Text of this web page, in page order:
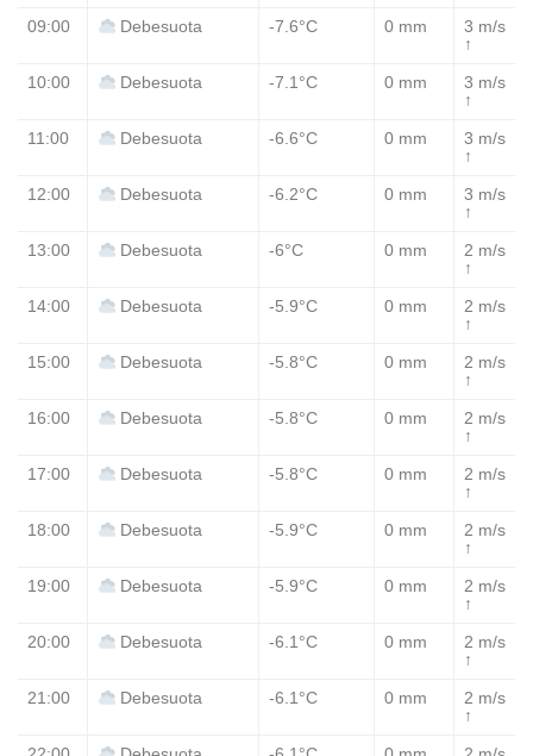
09:00 Debesuota -7.6°C 0 mm
3 m/s
↑
10:00 Debesuota -7.1°C 0 mm
3 m/s
↑
11:00 Debesuota -6.6°C 0 mm
3 m/s
↑
12:00 Debesuota -6.2°C 0 mm
3 m/s
↑
13:00 Debesuota -6°C 0 mm
2 m/s
↑
14:00 Debesuota -5.9°C 0 mm
2 m/s
↑
15:00 Debesuota -5.8°C 0 mm
2 m/s
↑
16:00 Debesuota -5.8°C 0 mm
2 m/s
↑
17:00 Debesuota -5.8°C 0 mm
2 m/s
↑
18:00 Debesuota -5.9°C 0 mm
2 m/s
↑
19:00 Debesuota -5.9°C 0 mm
2 m/s
↑
20:00 Debesuota -6.1°C 0 mm
2 m/s
↑
21:00 Debesuota -6.1°C 0 mm
2 m/s
↑